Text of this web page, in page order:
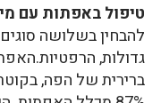
טיפול באפתות עם
להבחין בשלושה
גדולות,